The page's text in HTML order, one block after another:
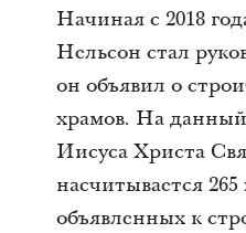
Начиная с 2018
Нельсон стал
он объявил о
храмов. На
Иисуса Христа
насчитывается
объявленных к